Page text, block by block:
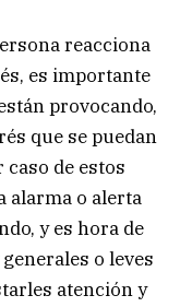
reacciona
es importante
provocando,
que se puedan
de estos
alarma o alerta
y es hora de
o leves
atención y